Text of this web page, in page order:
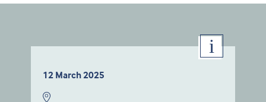
12 March 2025